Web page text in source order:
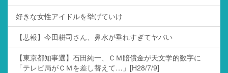
好きな女性アイドルを挙げていけ
【悲報】今田耕司さん、鼻水が垂れすぎてヤバい
【東京都知事選】石田純一、ＣＭ賠償金が天文学的数字に
「テレビ局がＣＭを差し替えて…」[H28/7/9]